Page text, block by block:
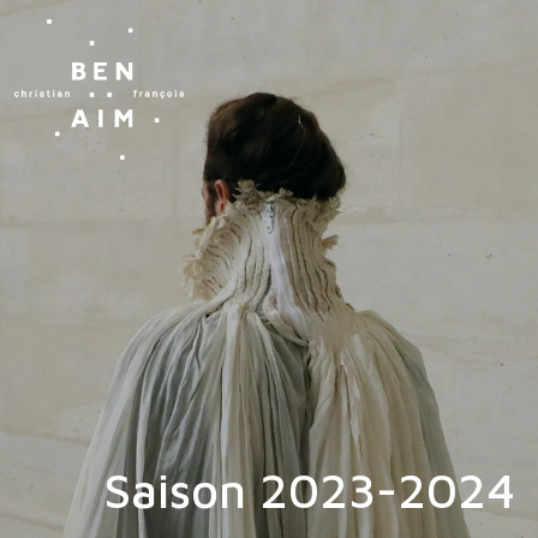
Saison 2023-2024